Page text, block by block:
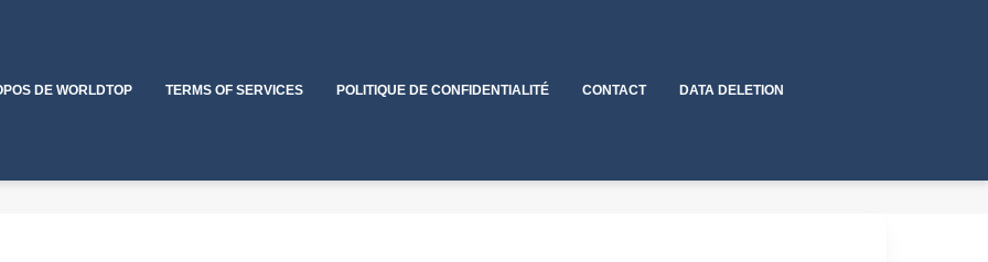
DE WORLDTOP TERMS OF SERVICES POLITIQUE DE CONFIDENTIALITÉ CONTACT DATA DELETION